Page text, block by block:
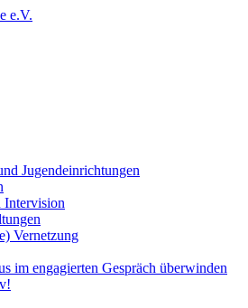
Jugendeinrichtungen
Intervision
Vernetzung
im engagierten Gespräch überwinden